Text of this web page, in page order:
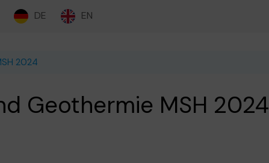
DE EN
2024
Geothermie MSH 2024